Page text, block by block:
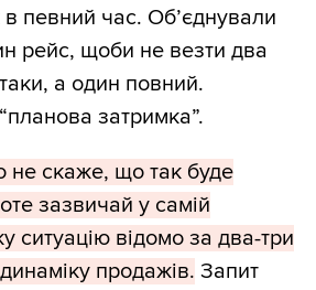
в певний час. Об’єднували
рейс, щоби не везти два
а один повний.
затримка”.
не скаже, що так буде
зазвичай у самій
ситуацію відомо за два-три
продажів. Запит